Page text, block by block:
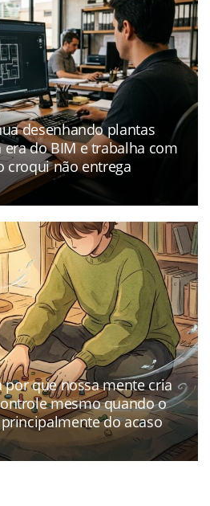
desenhando plantas
do BIM e trabalha com
croqui não entrega
por que nossa mente cria
mesmo quando o
do acaso